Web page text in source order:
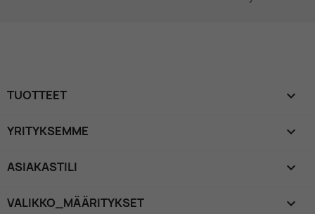
TUOTTEET 
YRITYKSEMME 
ASIAKASTILI 
VALIKKO_MÄÄRITYKSET keyboard_arrow_down